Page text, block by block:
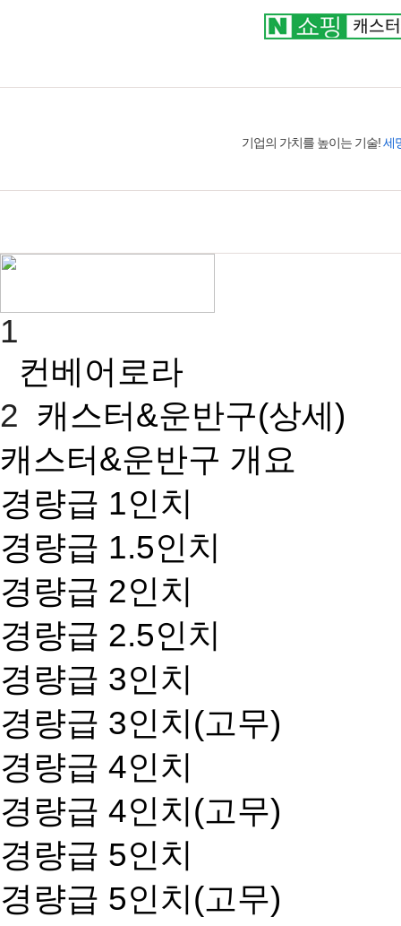
기업의 가치를 높이는 기술!세
1
컨베어로라
2 캐스터&운반구(상세)
캐스터&운반구 개요
경량급 1인치
경량급 1.5인치
경량급 2인치
경량급 2.5인치
경량급 3인치
경량급 3인치(고무)
경량급 4인치
경량급 4인치(고무)
경량급 5인치
경량급 5인치(고무)